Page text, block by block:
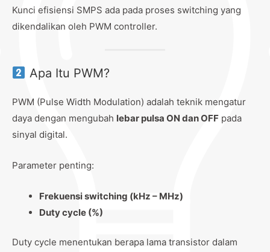
Kunci efisiensi SMPS ada pada proses switching yang
dikendalikan oleh PWM controller.
Apa Itu PWM?
PWM (Pulse Width Modulation) adalah teknik mengatur
daya dengan mengubah lebar pulsa ON dan OFF pada
sinyal digital.
Parameter penting:
Frekuensi switching (kHz – MHz)
Duty cycle (%)
Duty cycle menentukan berapa lama transistor dalam